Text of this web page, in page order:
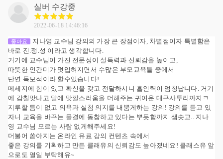
실버 수강중
2022-06-18 14:46:16
좋아요
지나영 교수님 강의의 가장 큰 장점이자, 차별점이자 특별함은
바로 진.정.성 이라고 생각합니다.
거기에 교수님이 가진 전문성이 설득력과 신뢰감을 높이고,
따뜻한 인간미가 덧입혀지면서 수많은 부모교육들 중에서
단연 독보적이라 할수있습니다!
메세지에 힘이 있고 확신을 갖고 전달하시니 흡인력이 엄청납니다. 거기
에 감칠맛나고 말에 맛깔스러움을 더해주는 귀여운 대구사투리까지ㅋ
지루할 틈이 없고 의욕과 실첨 의지를 내뿜게하는 강의! 강의를 듣고 있
자니 교육을 바꾸는 물결에 동참하고 있다는 뿌듯함까지 샘솟고.. 지나
영 교수님 모르는 사람 없게해주세요!
더불어 쏟아지는 온라인 유료 강의 컨텐츠 속에서
좋은 강의를 기획하고 만든 클래유의 신뢰감도 높아졌네요! 클래스유 앞
으로도 열일 부탁해유~